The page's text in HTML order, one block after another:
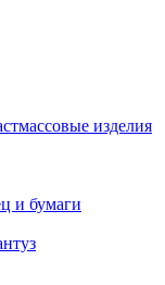
изделия
и бумаги